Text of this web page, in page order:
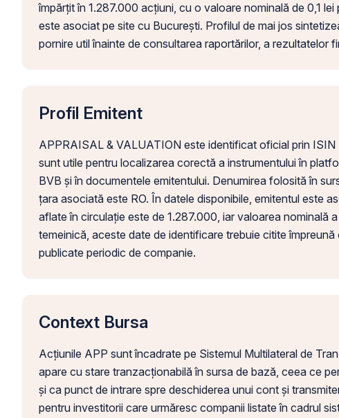
împărțit în 1.287.000 acțiuni, cu o valoare nominală de 0,1
este asociat pe site cu București. Profilul de mai jos
pornire util înainte de consultarea raportărilor, a rezultatelor
Profil Emitent
APPRAISAL & VALUATION este identificat oficial prin
sunt utile pentru localizarea corectă a instrumentului în
BVB și în documentele emitentului. Denumirea folosită în
țara asociată este RO. În datele disponibile, emitentul este
aflate în circulație este de 1.287.000, iar valoarea nominală
temeinică, aceste date de identificare trebuie citite
publicate periodic de companie.
Context Bursa
Acțiunile APP sunt încadrate pe Sistemul Multilateral de
apare cu stare tranzacționabilă în sursa de bază, ceea ce
și ca punct de intrare spre deschiderea unui cont și
pentru investitorii care urmăresc companii listate în cadrul